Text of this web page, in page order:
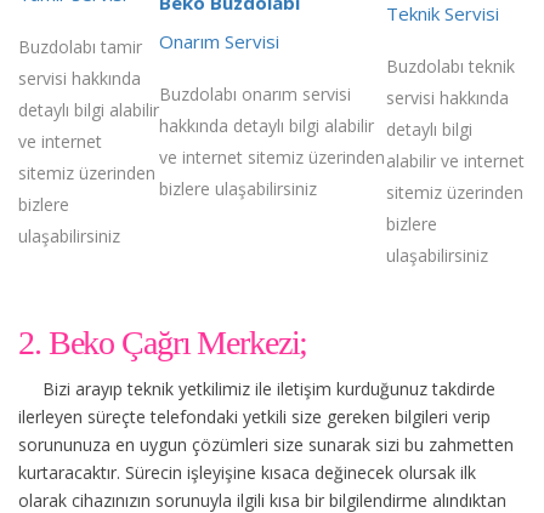
Buzdolabı tamir
servisi hakkında
detaylı bilgi alabilir
ve internet
sitemiz üzerinden
bizlere
ulaşabilirsiniz
Onarım Servisi
Buzdolabı onarım servisi
hakkında detaylı bilgi alabilir
ve internet sitemiz üzerinden
bizlere ulaşabilirsiniz
Teknik Servisi
Buzdolabı teknik
servisi hakkında
detaylı bilgi
alabilir ve internet
sitemiz üzerinden
bizlere
ulaşabilirsiniz
2. Beko Çağrı Merkezi;
Bizi arayıp teknik yetkilimiz ile iletişim kurduğunuz takdirde
ilerleyen süreçte telefondaki yetkili size gereken bilgileri verip
sorununuza en uygun çözümleri size sunarak sizi bu zahmetten
kurtaracaktır. Sürecin işleyişine kısaca değinecek olursak ilk
olarak cihazınızın sorunuyla ilgili kısa bir bilgilendirme alındıktan